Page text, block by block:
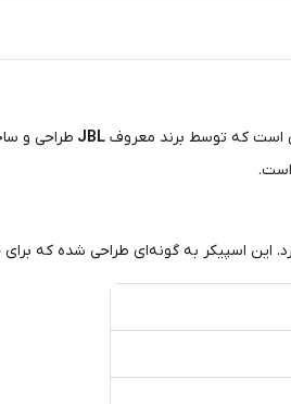
است که توسط برند معروف JBL طراحی و
است.
این اسپیکر به گونه‌ای طراحی شده که